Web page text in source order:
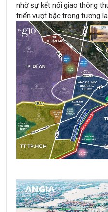
nhờ sự kết nối giao thông
triển vượt bậc trong tương